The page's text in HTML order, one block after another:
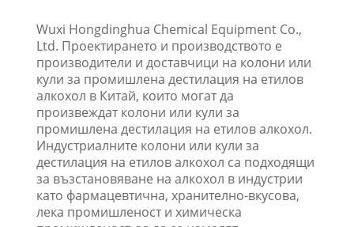
Wuxi Hongdinghua Chemical Equipment Co.,
Ltd. Проектирането и производството е
производители и доставчици на колони или
кули за промишлена дестилация на етилов
алкохол в Китай, които могат да
произвеждат колони или кули за
промишлена дестилация на етилов алкохол.
Индустриалните колони или кули за
дестилация на етилов алкохол са подходящи
за възстановяване на алкохол в индустрии
като фармацевтична, хранително-вкусова,
лека промишленост и химическа